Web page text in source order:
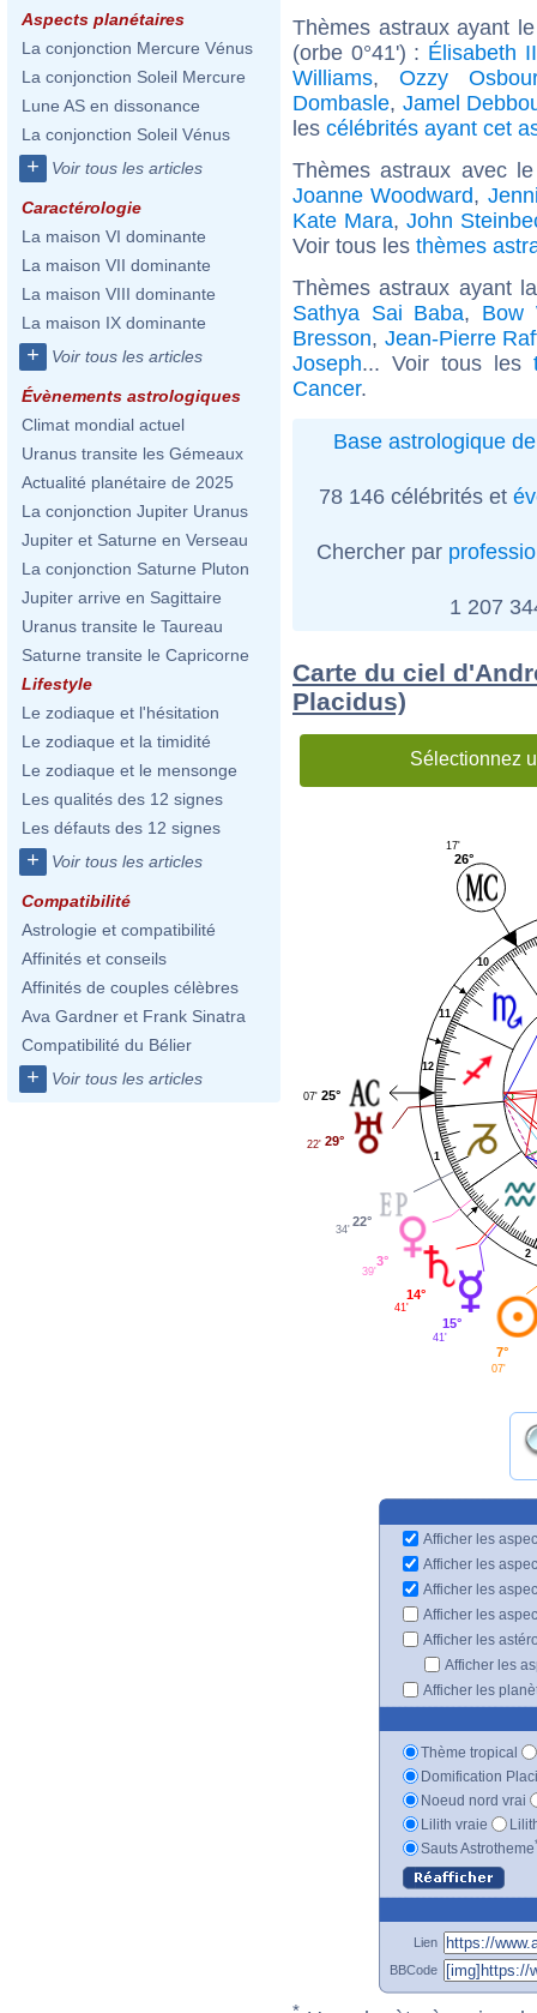
Aspects planétaires
La conjonction Mercure Vénus
La conjonction Soleil Mercure
Lune AS en dissonance
La conjonction Soleil Vénus
+ Voir tous les articles
Caractérologie
La maison VI dominante
La maison VII dominante
La maison VIII dominante
La maison IX dominante
+ Voir tous les articles
Évènements astrologiques
Climat mondial actuel
Uranus transite les Gémeaux
Actualité planétaire de 2025
La conjonction Jupiter Uranus
Jupiter et Saturne en Verseau
La conjonction Saturne Pluton
Jupiter arrive en Sagittaire
Uranus transite le Taureau
Saturne transite le Capricorne
Lifestyle
Le zodiaque et l'hésitation
Le zodiaque et la timidité
Le zodiaque et le mensonge
Les qualités des 12 signes
Les défauts des 12 signes
+ Voir tous les articles
Compatibilité
Astrologie et compatibilité
Affinités et conseils
Affinités de couples célèbres
Ava Gardner et Frank Sinatra
Compatibilité du Bélier
+ Voir tous les articles
Thèmes astraux ayant
(orbe 0°41') : Élisabeth
Williams,Ozzy
Dombasle, Jamel
les célébrités ayant cet
Thèmes astraux avec
Joanne Woodward,
Kate Mara, John
Voir tous les thèmes
Thèmes astraux ayant
Sathya Sai Baba, Bow
Bresson, Jean-Pierre
Joseph... Voir tous les
Cancer.
Base astrologique
78 146 célébrités et
Chercher par
1 207
Carte du ciel
Placidus)
Sélectionnez
1
2
10
11
12
26°
17'
25°
07'
29°
22'
22°
34'
3°
39'
14°
41'
15°
41'
7°
07'
Afficher les
Afficher les
Afficher les
Afficher les
Afficher les
Afficher les
Afficher les
Thème tropical
Domification
Noeud nord vrai
Lilith vraie
Sauts Astrotheme
Lien
BBCode